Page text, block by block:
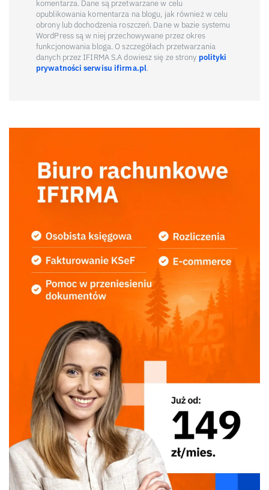
komentarza. Dane są przetwarzane w celu
opublikowania komentarza na blogu, jak również w celu
obrony lub dochodzenia roszczeń. Dane w bazie systemu
WordPress są w niej przechowywane przez okres
funkcjonowania bloga. O szczegółach przetwarzania
danych przez IFIRMA S.A dowiesz się ze strony polityki
prywatności serwisu ifirma.pl.